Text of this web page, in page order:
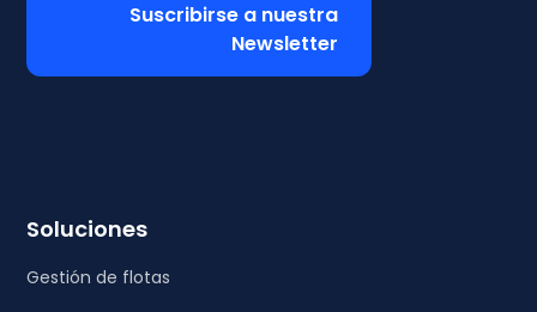
Suscribirse a nuestra
Newsletter
Soluciones
Gestión de flotas